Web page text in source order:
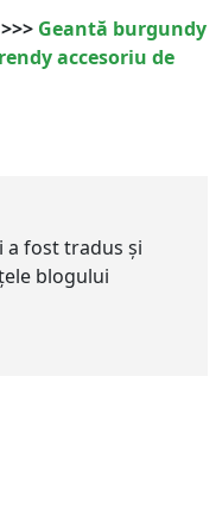
Geantă burgundy
accesoriu de
a fost tradus și
blogului